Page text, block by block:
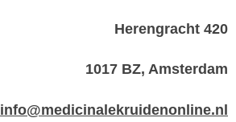
Herengracht 420
1017 BZ, Amsterdam
info@medicinalekruidenonline.nl